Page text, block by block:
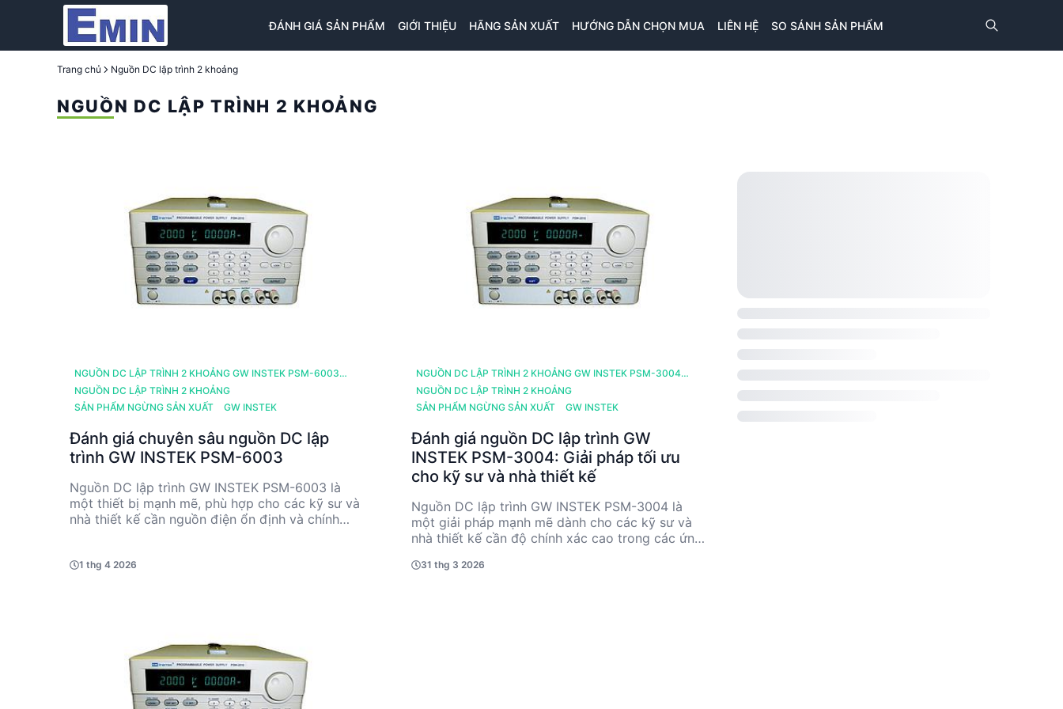
ĐÁNH GIÁ SẢN PHẨM GIỚI THIỆU HÃNG SẢN XUẤT HƯỚNG DẪN CHỌN MUA LIÊN HỆ SO SÁNH SẢN PHẨM
Trang chủ Nguồn DC lập trình 2 khoảng
NGUỒN DC LẬP TRÌNH 2 KHOẢNG
NGUỒN DC LẬP TRÌNH 2 KHOẢNG GW INSTEK PSM-6003
(60V, 6A, 200W, 1CH)
NGUỒN DC LẬP TRÌNH 2 KHOẢNG
SẢN PHẨM NGỪNG SẢN XUẤT
GW INSTEK
Đánh giá chuyên sâu nguồn DC lập
trình GW INSTEK PSM-6003
Nguồn DC lập trình GW INSTEK PSM-6003 là
một thiết bị mạnh mẽ, phù hợp cho các kỹ sư và
nhà thiết kế cần nguồn điện ổn định và chính
cung cấp độ chính xác cao và độ ổn định vượt
1 thg 4 2026
NGUỒN DC LẬP TRÌNH 2 KHOẢNG GW INSTEK PSM-3004
(30V, 7A, 120W, 1CH)
NGUỒN DC LẬP TRÌNH 2 KHOẢNG
SẢN PHẨM NGỪNG SẢN XUẤT
GW INSTEK
Đánh giá nguồn DC lập trình GW
INSTEK PSM-3004: Giải pháp tối ưu
cho kỹ sư và nhà thiết kế
Nguồn DC lập trình GW INSTEK PSM-3004 là
một giải pháp mạnh mẽ dành cho các kỹ sư và
nhà thiết kế cần độ chính xác cao trong các ứng
đến 30V và dòng điện 7A, sản phẩm này mang lại
31 thg 3 2026